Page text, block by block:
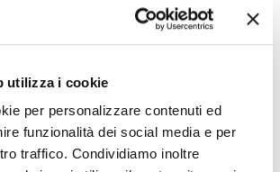
utilizza i cookie
per personalizzare contenuti ed
funzionalità dei social media e per
traffico. Condividiamo inoltre
Leggi tutto
“Lotta ai tumori del sangue, il
di Bologna individuato dalla
sede per l’erogazione delle terapie